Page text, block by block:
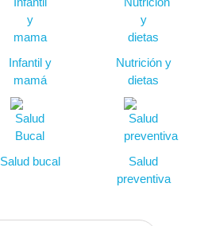
Infantil y
mamá
Nutrición y
dietas
Salud bucal
Salud
preventiva